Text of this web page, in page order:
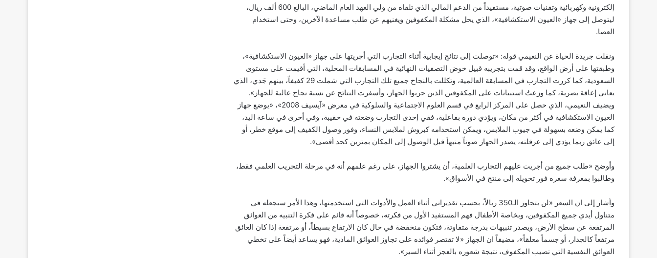
إلكترونية وكهربائية وتقنيات صوتية، مستفيداً من الدعم المالي الذي تلقاه من ولي العهد العام الماضي، البالغ 600 ألف ريال،
ليتوصل إلى جهاز «العيون الاستكشافية»، الذي يحل مشكلة المكفوفين ويغنيهم عن طلب مساعدة الآخرين، وحتى استخدام
العصا.
ونقلت جريدة الحياة عن النعيمي قوله: «توصلت إلى نتائج إيجابية أثناء التجارب التي أجريتها على جهاز «العيون الاستكشافية»،
وطبقتها على أرض الواقع، وقد قمت بتجريبه قبيل خوض التصفيات النهائية في المسابقات المحلية، التي أقيمت على مستوى
السعودية، كما كررت التجارب في المسابقة العالمية، وتكللت بالنجاح جميع تلك التجارب التي شملت 29 كفيفاً، بينهم جَدي، الذي
يعاني إعاقة بصرية، كما وزعتُ استبيانات على المكفوفين الذين جربوا الجهاز، وأسفرت النتائج عن نسبة نجاح عالية للجهاز».
ويضيف النعيمي، الذي حصل على المركز الرابع في قسم العلوم الاجتماعية والسلوكية في معرض «آيسيف 2008»، «يوضع جهاز
العيون الاستكشافية في أكثر من مكان، ويؤدي دوره بفاعلية، ففي إحدى التجارب وضعته في حقيبة، وفي أخرى في ساعة اليد،
كما يمكن وضعه بسهولة في جيوب الملابس، ويمكن استخدامه كبروش لملابس النساء، وفور وصول الكفيف إلى موقع خطر، أو
إلى عائق ربما يؤدي إلى عرقلته، يصدر الجهاز صوتاً منبهاً قبل الوصول إلى المكان بمترين كحد أقصى».
وأوضح «طلب جميع من أجريت عليهم التجارب العلمية، أن يشتروا الجهاز، على رغم علمهم أنه في مرحلة التجريب العلمي فقط،
وطالبوا بمعرفة سعره فور تحويله إلى منتج في الأسواق».
وأشار إلى ان السعر «لن يتجاوز الـ350 ريالاً، بحسب تقديراتي أثناء العمل والأدوات التي استخدمتها، وهذا الأمر سيجعله في
متناول أيدي جميع المكفوفين، وبخاصة الأطفال فهم المستفيد الأول من فكرته، خصوصاً أنه قائم على فكرة التنبيه من العوائق
المرتفعة عن سطح الأرض، ويصدر تنبيهات بدرجة متفاوتة، فتكون منخفضة في حال كان الارتفاع بسيطاً، أو مرتفعة إذا كان العائق
مرتفعاً كالجدار، أو جسماً معلقاً»، مضيفاً ان الجهاز «لا تقتصر فوائده على تجاوز العوائق المادية، فهو يساعد أيضاً على تخطي
العوائق النفسية التي تصيب المكفوف، نتيجة شعوره بالعجز أثناء السير».